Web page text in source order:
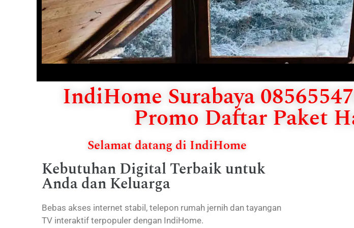
IndiHome Surabaya
Promo Daftar Paket
Selamat datang di IndiHome
Kebutuhan Digital Terbaik untuk
Anda dan Keluarga
Bebas akses internet stabil, telepon rumah jernih dan tayangan
TV interaktif terpopuler dengan IndiHome.